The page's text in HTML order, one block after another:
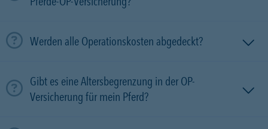
Werden alle Operationskosten abgedeckt?
Gibt es eine Altersbegrenzung in der OP-
Versicherung für mein Pferd?